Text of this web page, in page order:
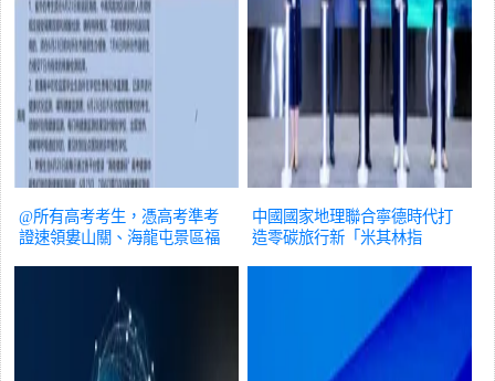
@所有高考考生，憑高考準考
證速領婁山關、海龍屯景區福
中國國家地理聯合寧德時代打
造零碳旅行新「米其林指